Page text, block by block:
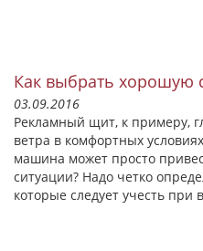
Как выбрать хорошую
03.09.2016
Рекламный щит, к примеру,
ветра в комфортных
машина может просто
ситуации? Надо четко
которые следует учесть